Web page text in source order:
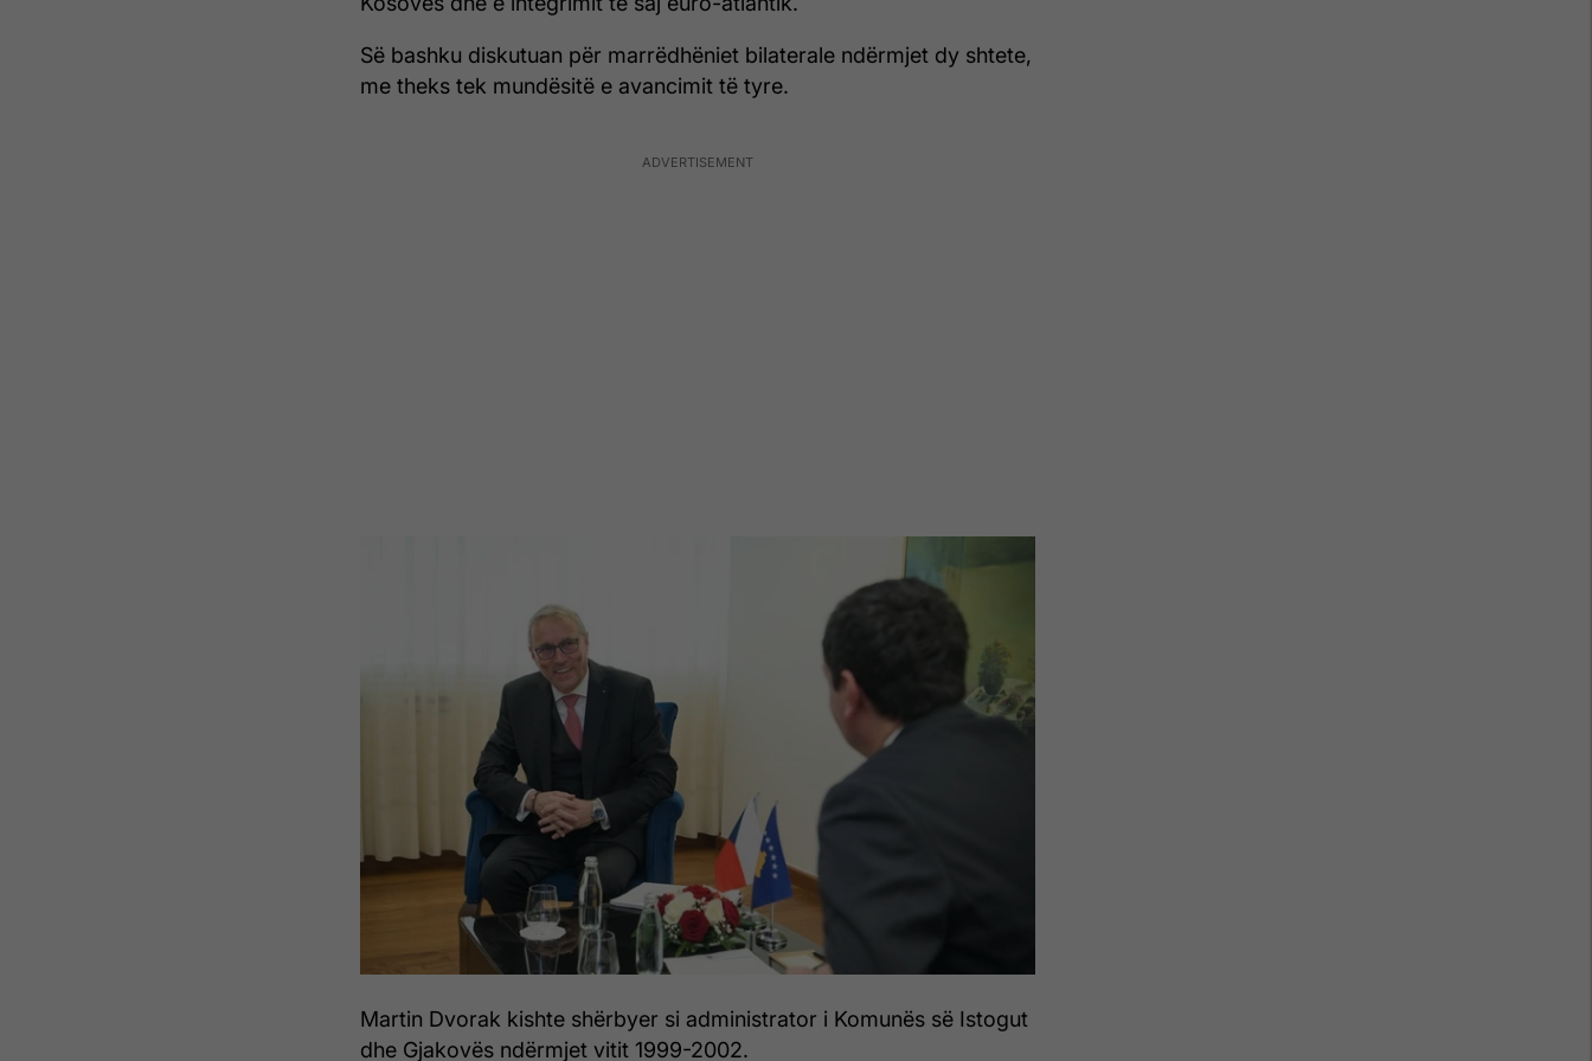
Së bashku diskutuan për marrëdhëniet bilaterale ndërmjet dy shtete,
me theks tek mundësitë e avancimit të tyre.
Martin Dvorak kishte shërbyer si administrator i Komunës së Istogut
dhe Gjakovës ndërmjet vitit 1999-2002.